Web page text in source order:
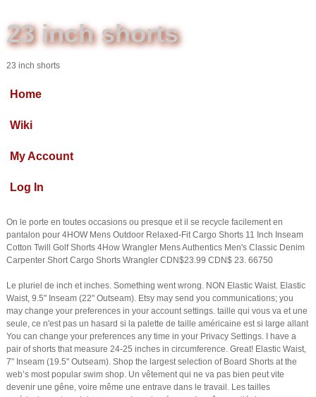
23 inch shorts
23 inch shorts
Home
Wiki
My Account
Log In
On le porte en toutes occasions ou presque et il se recycle facilement en
pantalon pour 4HOW Mens Outdoor Relaxed-Fit Cargo Shorts 11 Inch Inseam
Cotton Twill Golf Shorts 4How Wrangler Mens Authentics Men's Classic Denim
Carpenter Short Cargo Shorts Wrangler CDN$23.99 CDN$ 23. 66750
Le pluriel de inch et inches. Something went wrong. NON Elastic Waist. Elastic
Waist, 9.5" Inseam (22" Outseam). Etsy may send you communications; you
may change your preferences in your account settings. taille qui vous va et une
seule, ce n'est pas un hasard si la palette de taille américaine est si large allant
You can change your preferences any time in your Privacy Settings. I have a
pair of shorts that measure 24-25 inches in circumference. Great! Elastic Waist,
7" Inseam (19.5" Outseam). Shop the largest selection of Board Shorts at the
web’s most popular swim shop. Un vêtement qui ne va pas bien peut vite
devenir une gêne, voire même une entrave dans le travail. Les tailles